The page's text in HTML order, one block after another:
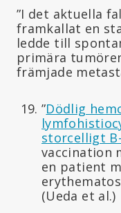
”I det aktuella
framkallat en
ledde till
primära
främjade
”Dödlig
storcelligt
vaccination
en patient
(Ueda et al.)